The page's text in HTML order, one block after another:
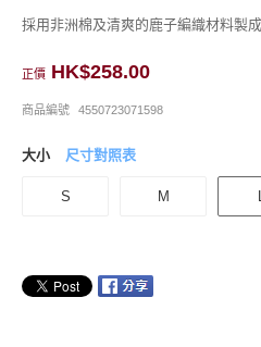
採用非洲棉及清爽的鹿子編織材料製
正價 HK$258.00
商品編號 4550723071598
大小 尺寸對照表
S M